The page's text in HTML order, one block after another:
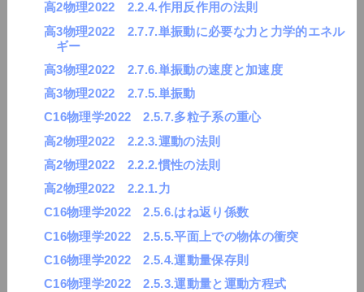
高2物理2022 2.2.4.作用反作用の法則
高3物理2022 2.7.7.単振動に必要な力と力学的エネル
ギー
高3物理2022 2.7.6.単振動の速度と加速度
高3物理2022 2.7.5.単振動
C16物理学2022 2.5.7.多粒子系の重心
高2物理2022 2.2.3.運動の法則
高2物理2022 2.2.2.慣性の法則
高2物理2022 2.2.1.力
C16物理学2022 2.5.6.はね返り係数
C16物理学2022 2.5.5.平面上での物体の衝突
C16物理学2022 2.5.4.運動量保存則
C16物理学2022 2.5.3.運動量と運動方程式